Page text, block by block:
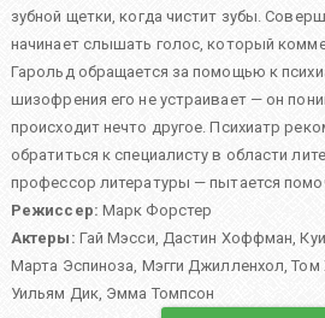
зубной щетки, когда чистит зубы.
начинает слышать голос, который
Гарольд обращается за помощью к
шизофрения его не устраивает — он
происходит нечто другое. Психиатр
обратиться к специалисту в области
профессор литературы — пытается
Режиссер: Марк Форстер
Актеры: Гай Мэсси, Дастин Хоффман,
Марта Эспиноза, Мэгги Джилленхол,Том
Уильям Дик, Эмма Томпсон